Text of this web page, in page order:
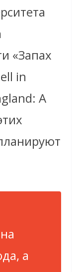
«Запах
in
A
а